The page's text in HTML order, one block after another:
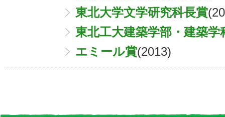
東北大学文学研究科長賞
東北工大建築学部・建築学
エミール賞(2013)